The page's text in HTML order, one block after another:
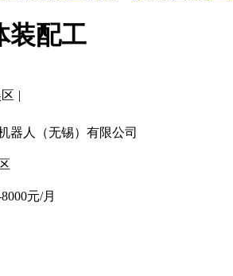
装配工
|
器人（无锡）有限公司
元/月